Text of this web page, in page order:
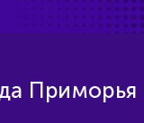
Приморья